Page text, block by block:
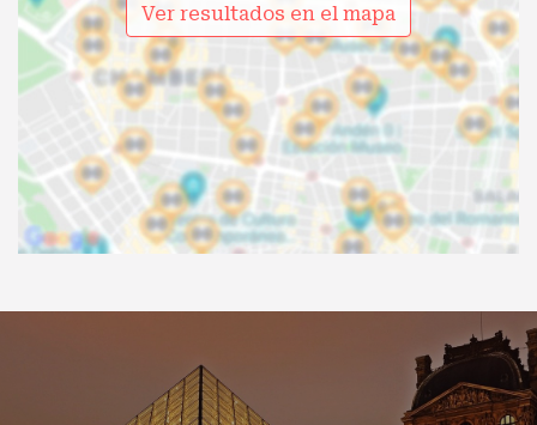
Ver resultados en el mapa